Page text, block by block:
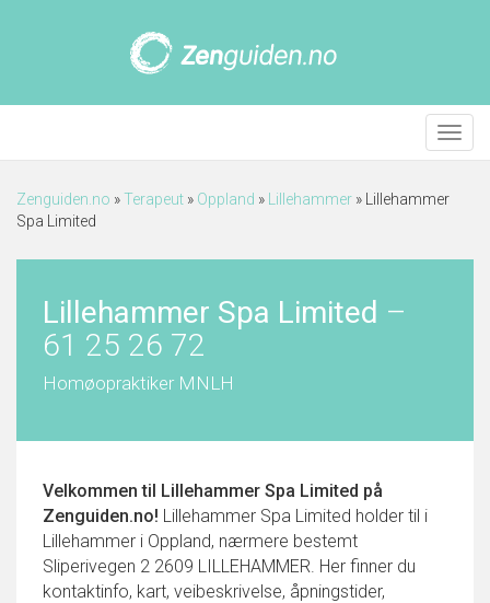
Meny
Zenguiden.no »Terapeut » Oppland » Lillehammer »
Lillehammer
Spa Limited
Lillehammer Spa Limited –
61 25 26 72
Homøopraktiker MNLH
Velkommen til Lillehammer Spa Limited på
Zenguiden.no! Lillehammer Spa Limited holder til i
Lillehammer i Oppland, nærmere bestemt
Sliperivegen 2 2609 LILLEHAMMER. Her finner du
kontaktinfo, kart, veibeskrivelse, åpningstider,